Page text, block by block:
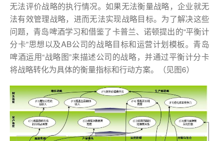
无法评价战略的执行情况。如果无法衡量战略，企业就无
法有效管理战略，进而无法实现战略目标。为了解决这些
问题，青岛啤酒学习和借鉴了卡普兰、诺顿提出的“平衡计
分卡”思想以及AB公司的战略目标和运营计划模板。青岛
啤酒运用“战略图”来描述公司的战略，并通过平衡计分卡
将战略转化为具体的衡量指标和行动方案。（见图6）